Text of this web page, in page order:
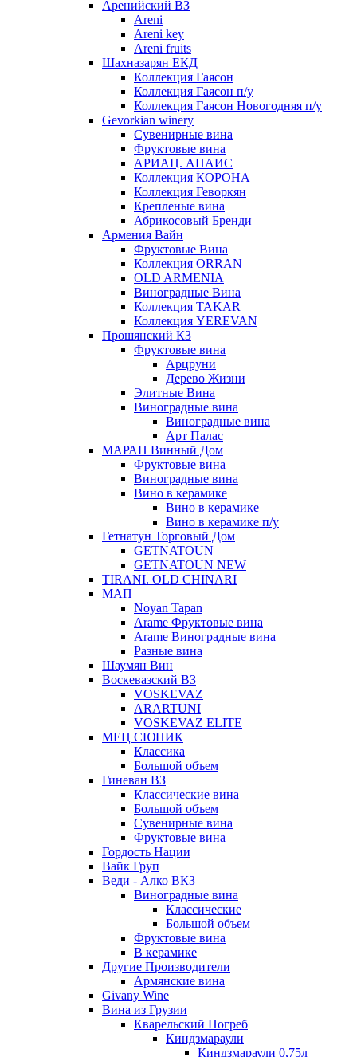
Аренийский ВЗ
Areni
Areni key
Areni fruits
Шахназарян ЕКД
Коллекция Гаясон
Коллекция Гаясон п/у
Коллекция Гаясон Новогодняя п/у
Gevorkian winery
Сувенирные вина
Фруктовые вина
АРИАЦ. АНАИС
Коллекция КОРОНА
Коллекция Геворкян
Крепленые вина
Абрикосовый Бренди
Армения Вайн
Фруктовые Вина
Коллекция ORRAN
OLD ARMENIA
Виноградные Вина
Коллекция TAKAR
Коллекция YEREVAN
Прошянский КЗ
Фруктовые вина
Арцруни
Дерево Жизни
Элитные Вина
Виноградные вина
Виноградные вина
Арт Палас
МАРАН Винный Дом
Фруктовые вина
Виноградные вина
Вино в керамике
Вино в керамике
Вино в керамике п/у
Гетнатун Торговый Дом
GETNATOUN
GETNATOUN NEW
TIRANI. OLD CHINARI
МАП
Noyan Tapan
Arame Фруктовые вина
Arame Виноградные вина
Разные вина
Шаумян Вин
Воскевазский ВЗ
VOSKEVAZ
ARARTUNI
VOSKEVAZ ELITE
МЕЦ СЮНИК
Классика
Большой объем
Гиневан ВЗ
Классические вина
Большой объем
Сувенирные вина
Фруктовые вина
Гордость Нации
Вайк Груп
Веди - Алко ВКЗ
Виноградные вина
Классические
Большой объем
Фруктовые вина
В керамике
Другие Производители
Армянские вина
Givany Wine
Вина из Грузии
Кварельский Погреб
Киндзмараули
Киндзмараули 0,75л